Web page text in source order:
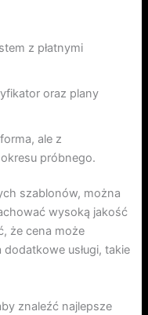
z płatnymi
oraz plany
ale z
próbnego.
szablonów, można
wysoką jakość
że cena może
usługi, takie
znaleźć najlepsze